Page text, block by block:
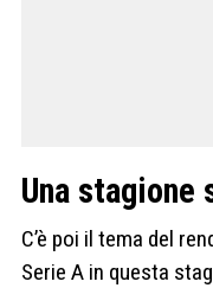
Una
C’è poi il tema del
Serie A in questa